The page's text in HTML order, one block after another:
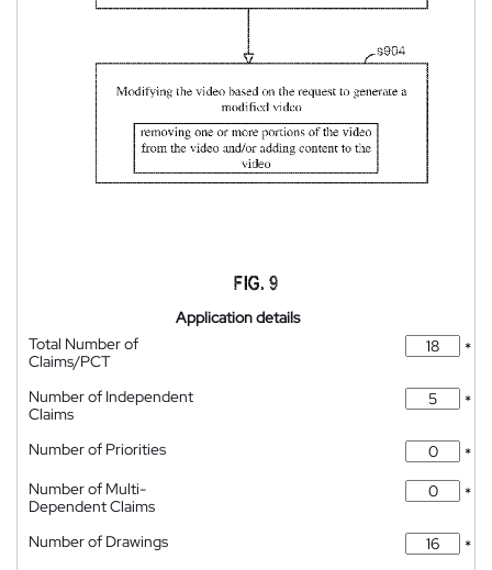
Application details
Total Number of
Claims/PCT
*
Number of Independent
Claims
*
Number of Priorities
*
Number of Multi-
Dependent Claims
*
Number of Drawings
*